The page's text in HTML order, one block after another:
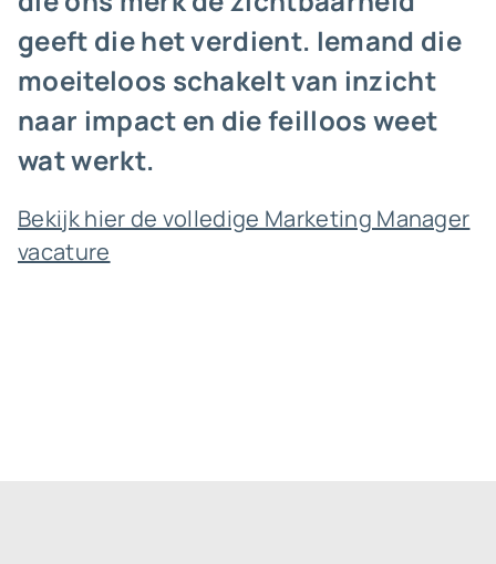
geeft die het verdient. Iemand die
moeiteloos schakelt van inzicht
naar impact en die feilloos weet
wat werkt.
Bekijk hier de volledige Marketing Manager
vacature